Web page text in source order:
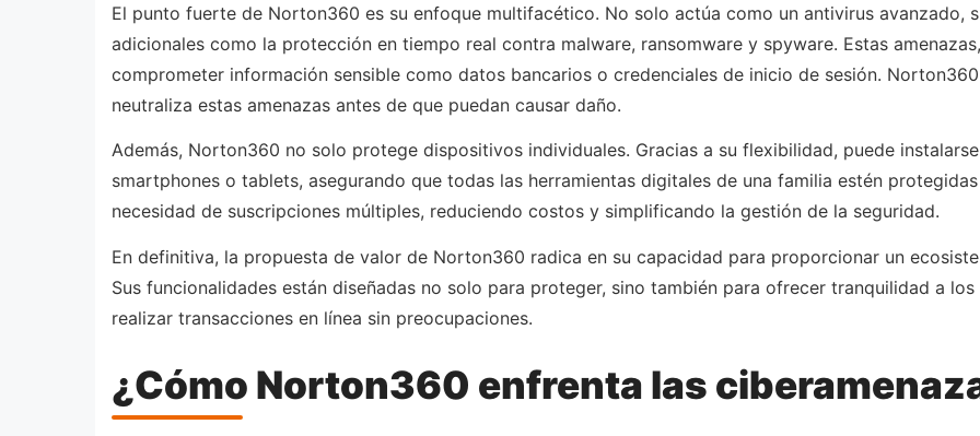
El punto fuerte de Norton360 es su enfoque multifacético. No solo actúa como un antivirus avanzado,
adicionales como la protección en tiempo real contra malware, ransomware y spyware. Estas
comprometer información sensible como datos bancarios o credenciales de inicio de sesión.
neutraliza estas amenazas antes de que puedan causar daño.
Además, Norton360 no solo protege dispositivos individuales. Gracias a su flexibilidad, puede
smartphones o tablets, asegurando que todas las herramientas digitales de una familia estén
necesidad de suscripciones múltiples, reduciendo costos y simplificando la gestión de la seguridad.
En definitiva, la propuesta de valor de Norton360 radica en su capacidad para proporcionar un
Sus funcionalidades están diseñadas no solo para proteger, sino también para ofrecer tranquilidad a
realizar transacciones en línea sin preocupaciones.
¿Cómo Norton360 enfrenta las